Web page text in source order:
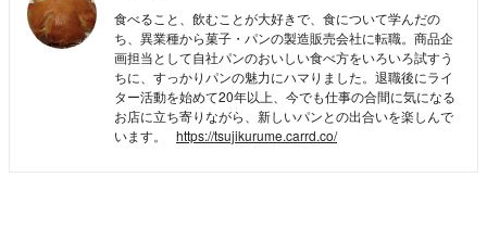
食べること、飲むことが大好きで、食について学んだの
ち、異業種から菓子・パンの製造販売会社に転職。商品企
画担当として自社パンのおいしい食べ方をいろいろ試すう
ちに、すっかりパンの魅力にハマりました。退職後にライ
ター活動を始めて20年以上、今でも仕事の合間に気になる
お店に立ち寄りながら、新しいパンとの出合いを楽しんで
います。 https://tsujikurume.carrd.co/